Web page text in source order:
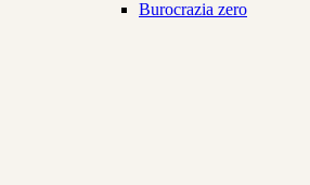
Burocrazia zero